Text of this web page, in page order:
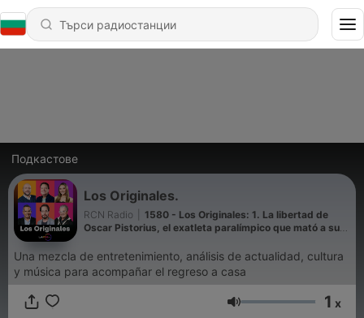
Подкастове
Los Originales.
RCN Radio
1580 - Los Originales: 1. La libertad de
Oscar Pistorius, el exatleta paralímpico que mató a su
el billete a la basura.
Una mezcla de entretenimiento, análisis de actualidad, cultura
y música para acompañar el regreso a casa
Сила на звука
1 x